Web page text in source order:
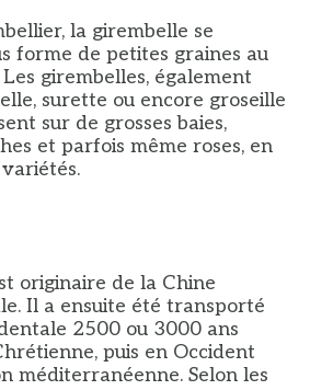
la girembelle se
forme de petites graines au
girembelles, également
surette ou encore groseille
sur de grosses baies,
et parfois même roses, en
originaire de la Chine
Il a ensuite été transporté
2500 ou 3000 ans
puis en Occident
méditerranéenne. Selon les